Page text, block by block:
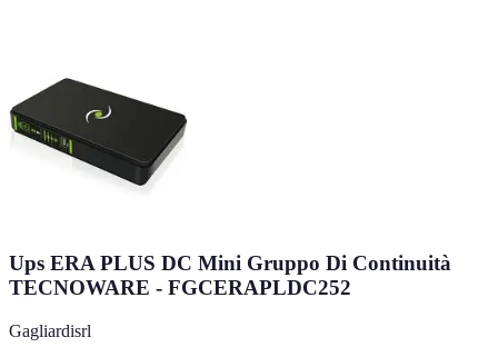
Ups ERA PLUS DC Mini Gruppo Di Continuità
TECNOWARE - FGCERAPLDC252
Gagliardisrl